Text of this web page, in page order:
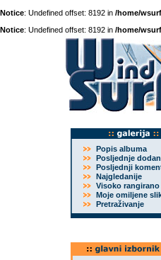
Notice: Undefined offset: 8192 in /home/
Notice: Undefined offset: 8192 in /home/
Popis albuma
Posljednje
Posljednji
Najgledanije
Visoko rangirano
Moje omiljene
Pretraživanje